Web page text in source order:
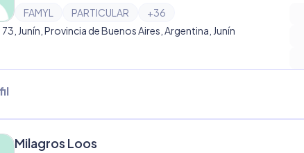
FAMYL
PARTICULAR +36
73, Junín, Provincia de Buenos Aires, Argentina, Junín
Milagros Loos